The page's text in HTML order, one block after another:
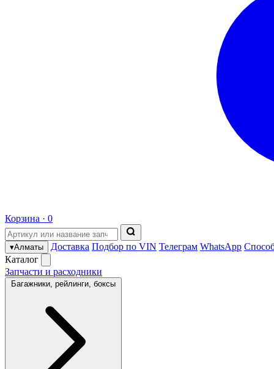
Корзина · 0
▾Алматы Доставка Подбор по VIN Телеграм WhatsApp
Каталог
Запчасти и расходники
Багажники, рейлинги, боксы